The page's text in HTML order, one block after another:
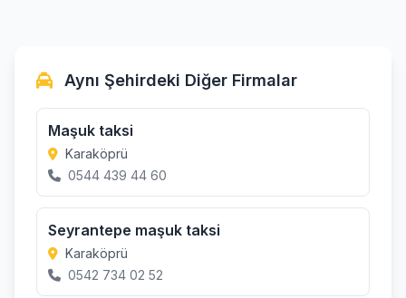
Aynı Şehirdeki Diğer Firmalar
Maşuk taksi
Karaköprü
0544 439 44 60
Seyrantepe maşuk taksi
Karaköprü
0542 734 02 52